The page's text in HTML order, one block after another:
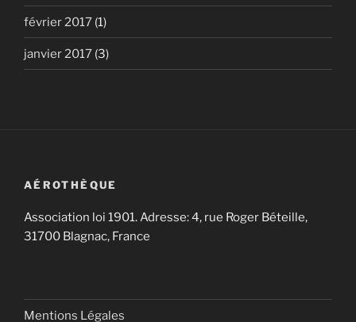
février 2017 (1)
janvier 2017 (3)
AÉROTHÈQUE
Association loi 1901. Adresse: 4, rue Roger Béteille,
31700 Blagnac, France
Mentions Légales